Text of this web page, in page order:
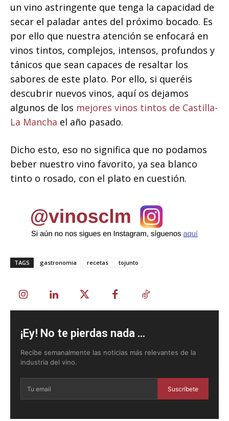
un vino astringente que tenga la capacidad de
secar el paladar antes del próximo bocado. Es
por ello que nuestra atención se enfocará en
vinos tintos, complejos, intensos, profundos y
tánicos que sean capaces de resaltar los
sabores de este plato. Por ello, si queréis
descubrir nuevos vinos, aquí os dejamos
algunos de los mejores vinos tintos de Castilla-
La Mancha el año pasado.
Dicho esto, eso no significa que no podamos
beber nuestro vino favorito, ya sea blanco
tinto o rosado, con el plato en cuestión.
TAGS gastronomia recetas tojunto
¡Ey! No te pierdas nada ...
Recibe semanalmente las noticias más relevantes de la
industria del vino.
Suscríbete